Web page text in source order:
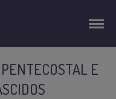
E